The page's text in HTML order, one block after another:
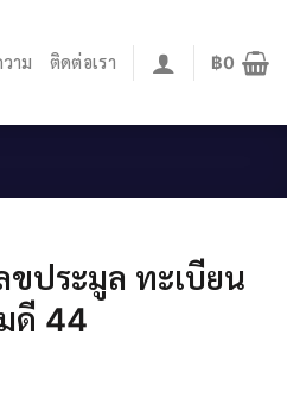
าม ติดต่อเรา ฿0
ขประมูล ทะเบียน
ดี 44